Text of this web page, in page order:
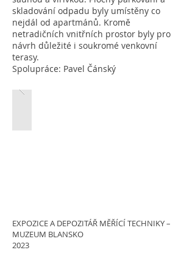
skladování odpadu byly umístěny co
nejdál od apartmánů. Kromě
netradičních vnitřních prostor byly pro
návrh důležité i soukromé venkovní
terasy.
Spolupráce: Pavel Čánský
EXPOZICE A DEPOZITÁŘ MĚŘÍCÍ TECHNIKY –
MUZEUM BLANSKO
2023